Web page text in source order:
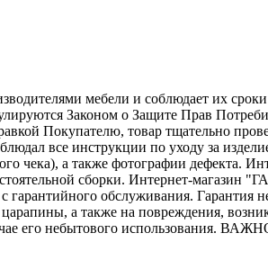
мебели и соблюдает их сроки
Законом о Защите Прав
Покупателю, товар тщательно
все инструкции по уходу за
чека), а также фотографии
сборки. Интернет-магазин
обслуживания. Гарантия
а также на повреждения,
его небытового использования.